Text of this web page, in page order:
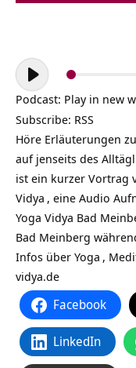
Audio-
Player
Podcast: Play in new
Subscribe: RSS
Höre Erläuterungen
auf jenseits des
ist ein kurzer Vortrag
Vidya , eine Audio
Yoga Vidya Bad
Bad Meinberg
Infos über Yoga ,
vidya.de
Facebook
LinkedIn